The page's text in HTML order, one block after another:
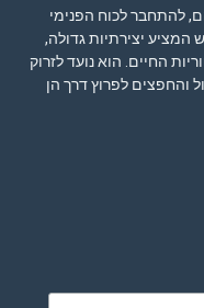
להתחבר לכוח הפנימי
יצירתיות גדולה,
החיים. הוא נועד לזרוק
והחפצים לפרוץ דרך הן